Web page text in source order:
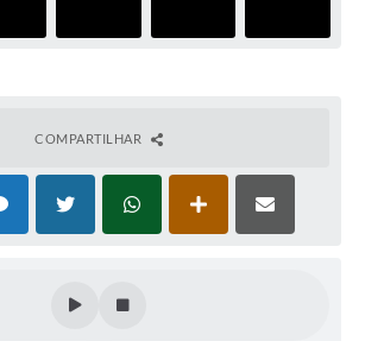
COMPARTILHAR